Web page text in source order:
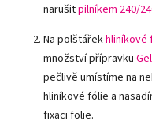
narušitpilníkem 240/
Na polštářekhliníkové
množství přípravku
pečlivě umístíme na
hliníkové fólie a
fixaci folie.